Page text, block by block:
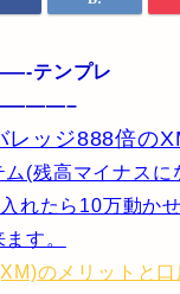
ンプレ
ッジ888倍の
(残高マイナスに
れたら10万動か
す。
のメリットと